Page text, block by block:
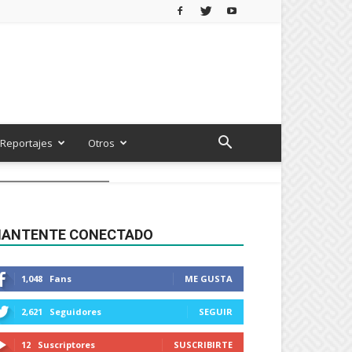
Reportajes Otros
CONECTADO
1,048 Fans ME GUSTA
2,621 Seguidores SEGUIR
12 Suscriptores SUSCRIBIRTE